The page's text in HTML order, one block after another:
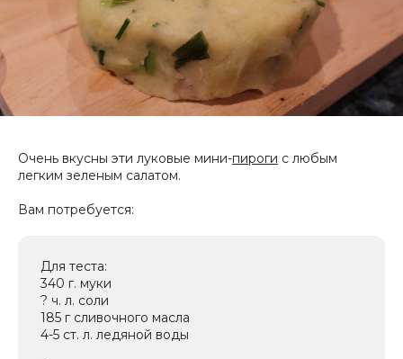
Очень вкусны эти луковые мини-пироги с любым
легким зеленым салатом.
Вам потребуется:
Для теста:
340 г. муки
? ч. л. соли
185 г сливочного масла
4-5 ст. л. ледяной воды